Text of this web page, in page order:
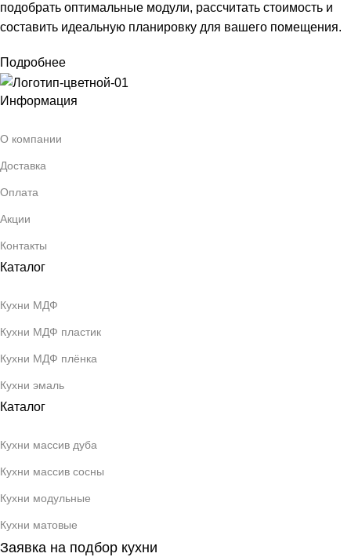
подобрать оптимальные модули, рассчитать стоимость и
составить идеальную планировку для вашего помещения.
Подробнее
Информация
О компании
Доставка
Оплата
Акции
Контакты
Каталог
Кухни МДФ
Кухни МДФ пластик
Кухни МДФ плёнка
Кухни эмаль
Каталог
Кухни массив дуба
Кухни массив сосны
Кухни модульные
Кухни матовые
Заявка на подбор кухни